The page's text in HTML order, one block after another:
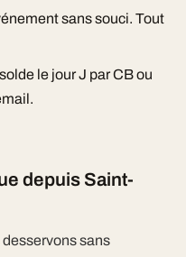
sans souci. Tout
le jour J par CB ou
depuis Saint-
sans